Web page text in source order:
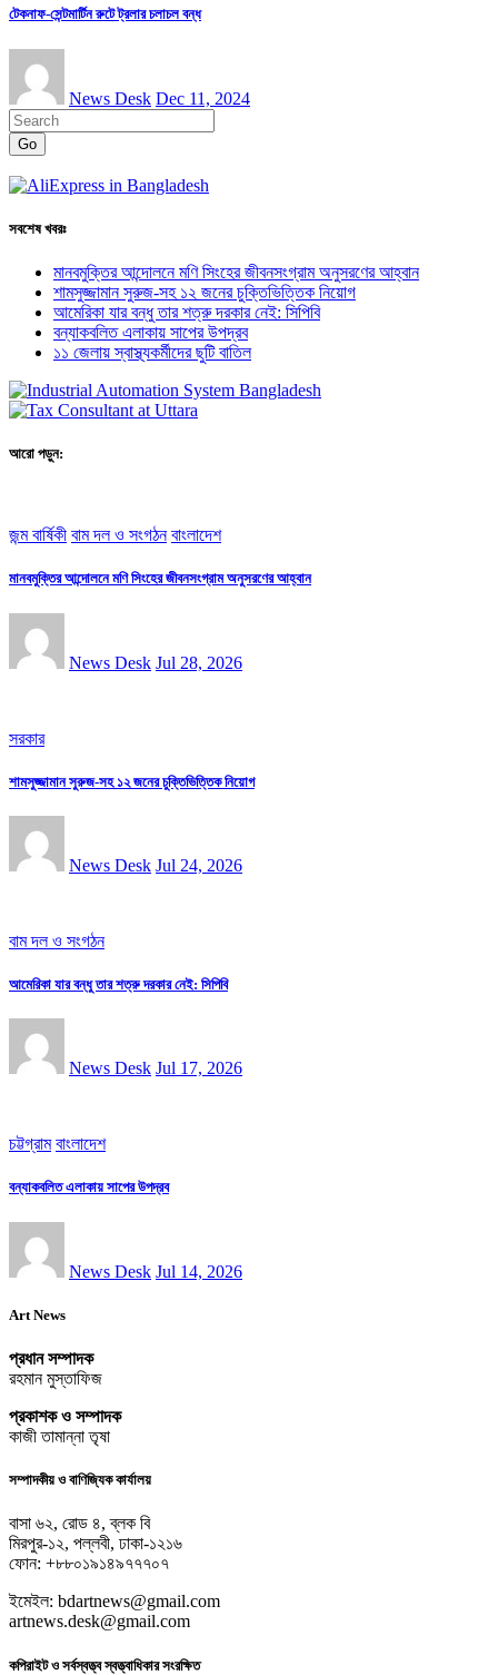
টেকনাফ-সেন্টমার্টিন রুটে ট্রলার চলাচল বন্ধ
News Desk Dec 11, 2024
Go
সবশেষ খবরঃ
মানবমুক্তির আন্দোলনে মণি সিংহের জীবনসংগ্রাম অনুসরণের আহ্বান
শামসুজ্জামান সুরুজ-সহ ১২ জনের চুক্তিভিত্তিক নিয়োগ
আমেরিকা যার বন্ধু তার শত্রু দরকার নেই: সিপিবি
বন্যাকবলিত এলাকায় সাপের উপদ্রব
১১ জেলায় স্বাস্থ্যকর্মীদের ছুটি বাতিল
আরো পড়ুন:
জন্ম বার্ষিকী বাম দল ও সংগঠন বাংলাদেশ
মানবমুক্তির আন্দোলনে মণি সিংহের জীবনসংগ্রাম অনুসরণের আহ্বান
News Desk Jul 28, 2026
সরকার
শামসুজ্জামান সুরুজ-সহ ১২ জনের চুক্তিভিত্তিক নিয়োগ
News Desk Jul 24, 2026
বাম দল ও সংগঠন
আমেরিকা যার বন্ধু তার শত্রু দরকার নেই: সিপিবি
News Desk Jul 17, 2026
চট্টগ্রাম বাংলাদেশ
বন্যাকবলিত এলাকায় সাপের উপদ্রব
News Desk Jul 14, 2026
Art News
প্রধান সম্পাদক
রহমান মুস্তাফিজ
প্রকাশক ও সম্পাদক
কাজী তামান্না তৃষা
সম্পাদকীয় ও বাণিজ্যিক কার্যালয়
বাসা ৬২, রোড ৪, ব্লক বি
মিরপুর-১২, পল্লবী, ঢাকা-১২১৬
ফোন: +৮৮০১৯১৪৯৭৭৭০৭
ইমেইল: bdartnews@gmail.com
artnews.desk@gmail.com
কপিরাইট ও সর্বস্বত্ত্ব স্বত্ত্বাধিকার সংরক্ষিত